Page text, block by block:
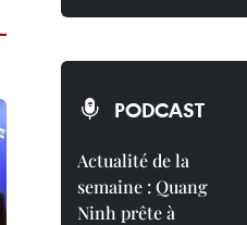
PODCAST
Actualité de la
semaine : Quang
Ninh prête à